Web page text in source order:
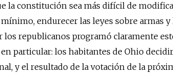
la constitución sea más difícil de
endurecer las leyes sobre armas
republicanos programó claramente
particular: los habitantes de Ohio
y el resultado de la votación de la